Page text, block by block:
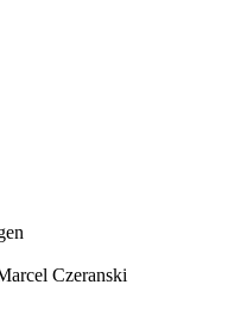
Czeranski